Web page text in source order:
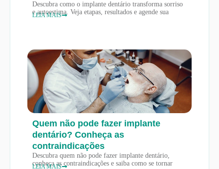
Descubra como o implante dentário transforma sorriso
e autoestima. Veja etapas, resultados e agende sua
LEIA MAIS
Quem não pode fazer implante
dentário? Conheça as
contraindicações
Descubra quem não pode fazer implante dentário,
conheça as contraindicações e saiba como se tornar
LEIA MAIS